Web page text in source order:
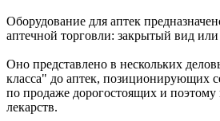
Оборудование для аптек
аптечной торговли: закрытый вид
Оно представлено в нескольких
класса" до аптек, позиционирующих
по продаже дорогостоящих и поэтому
лекарств.